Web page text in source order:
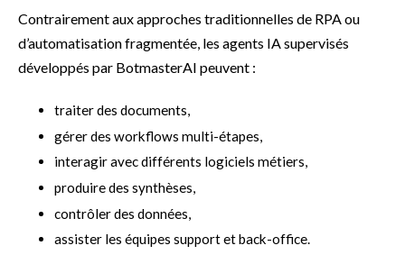
Contrairement aux approches traditionnelles de RPA ou
d’automatisation fragmentée, les agents IA supervisés
développés par BotmasterAI peuvent :
traiter des documents,
gérer des workflows multi-étapes,
interagir avec différents logiciels métiers,
produire des synthèses,
contrôler des données,
assister les équipes support et back-office.